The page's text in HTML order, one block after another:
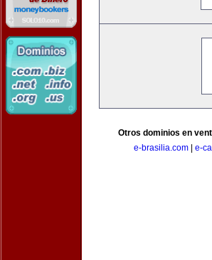
Otros dominios en
e-brasilia.com
e-